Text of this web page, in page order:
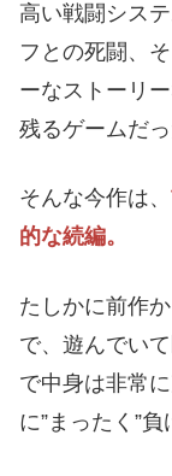
高い戦闘シス
フとの死闘、
ーなストーリ
残るゲームだっ
そんな今作は、
的な続編。
たしかに前作
で、遊んでい
で中身は非常
に”まったく”負